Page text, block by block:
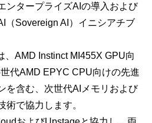
ンタープライズAIの導入および
（Sovereign AI）イニシアチブ
、AMD Instinct MI455X GPU向
代AMD EPYC CPU向けの先進
を含む、次世代AIメモリおよび
術で協力します。